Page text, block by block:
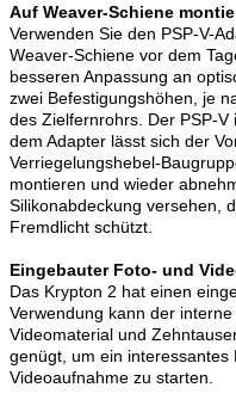
Auf Weaver-Schiene
Verwenden Sie den PSP-V-
Weaver-Schiene vor dem
besseren Anpassung an
zwei Befestigungshöhen, je
des Zielfernrohrs. Der PSP-
dem Adapter lässt sich der
Verriegelungshebel-
montieren und wieder
Silikonabdeckung versehen,
Fremdlicht schützt.
Eingebauter Foto- und
Das Krypton 2 hat einen
Verwendung kann der
Videomaterial und
genügt, um ein
Videoaufnahme zu starten.